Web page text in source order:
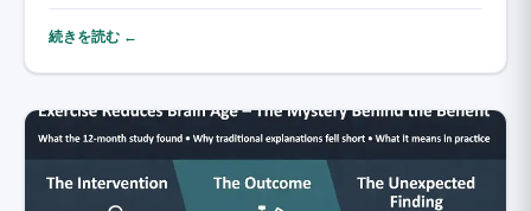
続きを読む ←